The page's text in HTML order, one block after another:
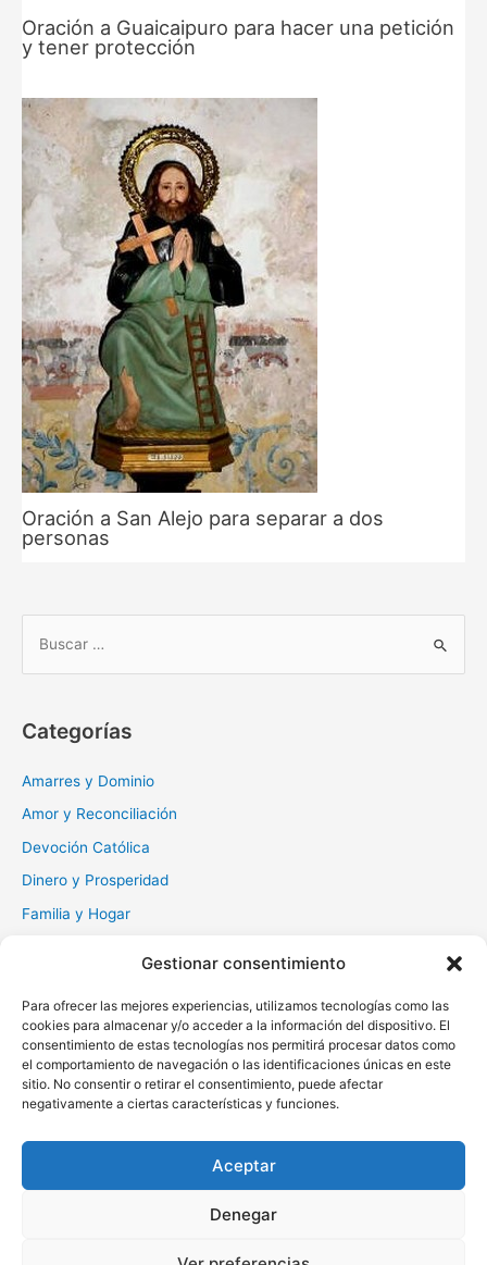
Gestionar consentimiento
Para ofrecer las mejores experiencias, utilizamos tecnologías como las
cookies para almacenar y/o acceder a la información del dispositivo. El
consentimiento de estas tecnologías nos permitirá procesar datos como
el comportamiento de navegación o las identificaciones únicas en este
sitio. No consentir o retirar el consentimiento, puede afectar
negativamente a ciertas características y funciones.
Aceptar
Denegar
Oración a Guaicaipuro para hacer una petición
y tener protección
Oración a San Alejo para separar a dos
personas
a
r
Categorías
Amarres y Dominio
Amor y Reconciliación
Devoción Católica
Dinero y Prosperidad
Familia y Hogar
Muerte y Difuntos
Oraciones Diarias
Otras
Protección y Liberación
Salud y Sanación